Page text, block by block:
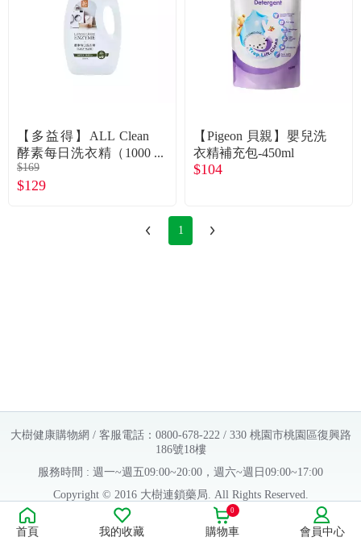
【多益得】ALL Clean
酵素每日洗衣精（1000
ml）
$169
$129
【Pigeon 貝親】嬰兒洗
衣精補充包-450ml
$104
1
大樹健康購物網 / 客服電話：0800-678-222 / 330 桃園市桃園區復興路
186號18樓
服務時間 : 週一~週五09:00~20:00，週六~週日09:00~17:00
Copyright © 2016 大樹連鎖藥局. All Rights Reserved.
販售業者資料：
許可執照字號：桃字市藥販字第623202B480 號
首頁 我的收藏 購物車
0
會員中心